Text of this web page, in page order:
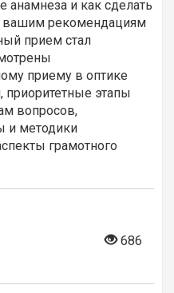
анамнеза и как сделать
вашим рекомендациям
прием стал
приему в оптике
приоритетные этапы
вопросов,
и методики
грамотного
686